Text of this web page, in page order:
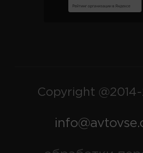
Copyright